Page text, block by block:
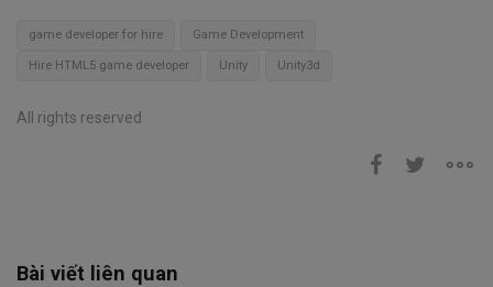
game developer for hire Game Development
Hire HTML5 game developer Unity Unity3d
All rights reserved
Bài viết liên quan